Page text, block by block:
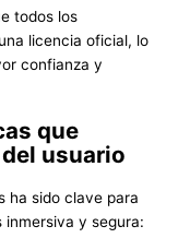
todos los
licencia oficial, lo
confianza y
que
usuario
ha sido clave para
y segura: